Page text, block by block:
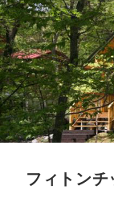
フィトン